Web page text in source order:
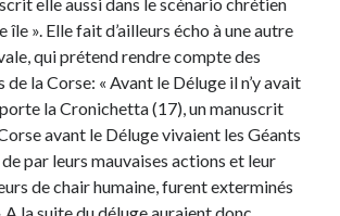
île ». Elle fait d’ailleurs écho à une autre
qui prétend rendre compte des
la Corse: « Avant le Déluge il n’y avait
la Cronichetta (17), un manuscrit
avant le Déluge vivaient les Géants
par leurs mauvaises actions et leur
de chair humaine, furent exterminés
A la suite du déluge auraient donc